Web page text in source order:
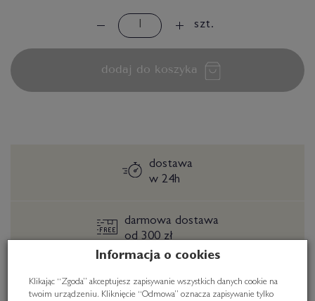
szt.
dodaj do koszyka
dostawa
w 24h
darmowa dostawa
od 300 zł
zobaczjak
zapakujemy Twój produkt
Informacja o cookies
Klikając “Zgoda” akceptujesz zapisywanie wszystkich danych cookie na
twoim urządzeniu. Kliknięcie “Odmowa” oznacza zapisywanie tylko